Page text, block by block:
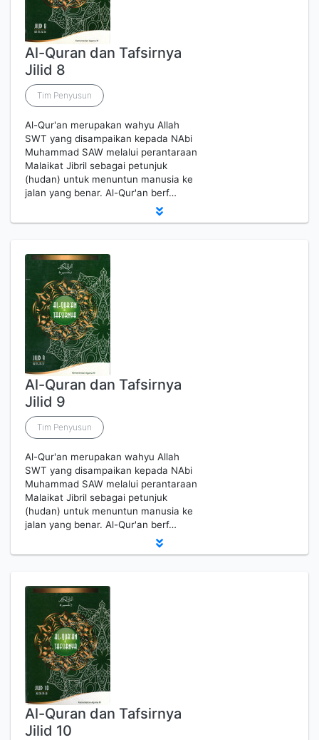
Al-Quran dan Tafsirnya
Jilid 8
Tim Penyusun
Al-Qur'an merupakan wahyu Allah
SWT yang disampaikan kepada NAbi
Muhammad SAW melalui perantaraan
Malaikat Jibril sebagai petunjuk
(hudan) untuk menuntun manusia ke
jalan yang benar. Al-Qur'an berf…
Al-Quran dan Tafsirnya
Jilid 9
Tim Penyusun
Al-Qur'an merupakan wahyu Allah
SWT yang disampaikan kepada NAbi
Muhammad SAW melalui perantaraan
Malaikat Jibril sebagai petunjuk
(hudan) untuk menuntun manusia ke
jalan yang benar. Al-Qur'an berf…
Al-Quran dan Tafsirnya
Jilid 10